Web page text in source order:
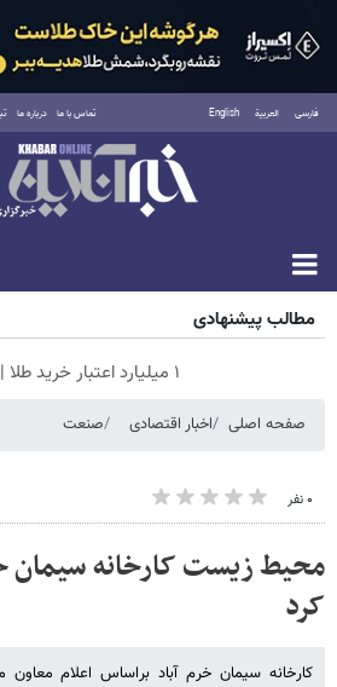
فارسی العربية English تماس با ما درباره ما
جمعه ۱۶ مرداد ۱۴۰۵
مطالب پیشنهادی
۱ میلیارد اعتبار خرید طلا | بدون ضامن و چک
صفحه اصلی اخبار اقتصادی صنعت
۰ نفر
محیط زیست کارخانه سیمان
کرد
کارخانه سیمان خرم آباد براساس اعلام